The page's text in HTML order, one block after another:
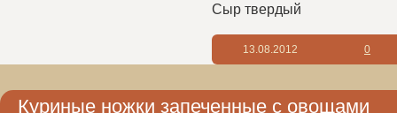
Сыр твердый
13.08.2012 0
Куриные ножки запеченные с овощами